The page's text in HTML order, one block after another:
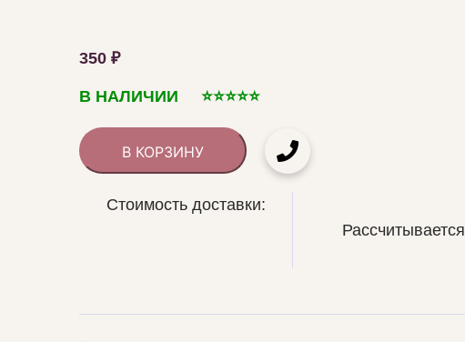
350 ₽
В НАЛИЧИИ ⭐️⭐️⭐️⭐️⭐️
В КОРЗИНУ
Стоимость доставки: